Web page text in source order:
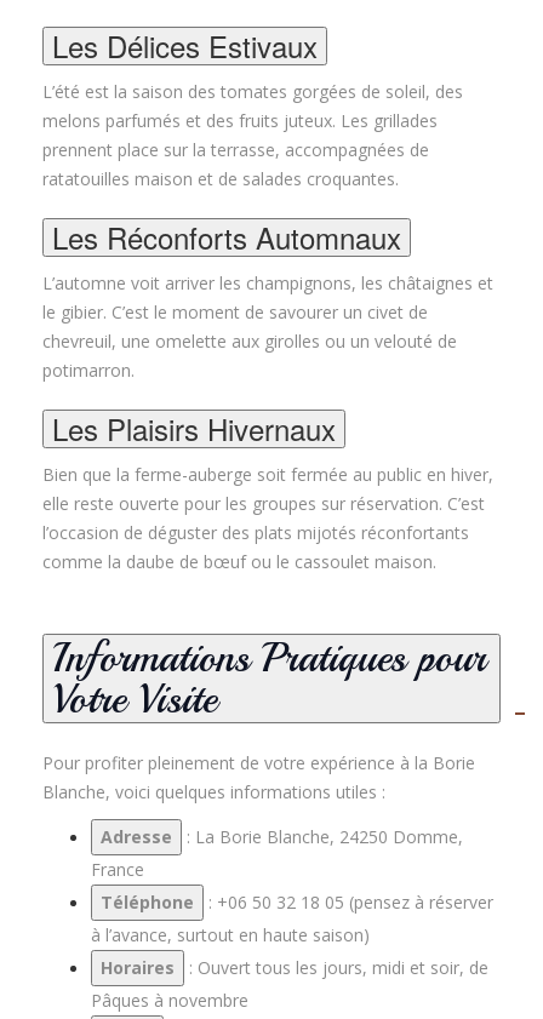
Les Délices Estivaux
L’été est la saison des tomates gorgées de soleil, des
melons parfumés et des fruits juteux. Les grillades
prennent place sur la terrasse, accompagnées de
ratatouilles maison et de salades croquantes.
Les Réconforts Automnaux
L’automne voit arriver les champignons, les châtaignes et
le gibier. C’est le moment de savourer un civet de
chevreuil, une omelette aux girolles ou un velouté de
potimarron.
Les Plaisirs Hivernaux
Bien que la ferme-auberge soit fermée au public en hiver,
elle reste ouverte pour les groupes sur réservation. C’est
l’occasion de déguster des plats mijotés réconfortants
comme la daube de bœuf ou le cassoulet maison.
Informations Pratiques pour
Votre Visite
Pour profiter pleinement de votre expérience à la Borie
Blanche, voici quelques informations utiles :
Adresse
: La Borie Blanche, 24250 Domme,
France
Téléphone
: +06 50 32 18 05 (pensez à réserver
à l’avance, surtout en haute saison)
Horaires
: Ouvert tous les jours, midi et soir, de
Pâques à novembre